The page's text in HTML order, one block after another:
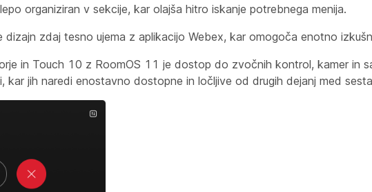
organiziran v sekcije, kar olajša hitro iskanje potrebnega menija.
dizajn zdaj tesno ujema z aplikacijo Webex, kar omogoča enotno
in Touch 10 z RoomOS 11 je dostop do zvočnih kontrol, kamer in
jih naredi enostavno dostopne in ločljive od drugih dejanj med